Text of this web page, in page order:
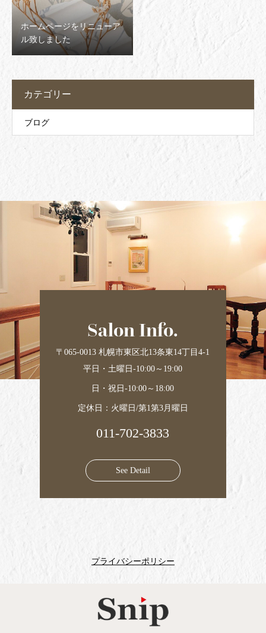
ホームページをリニューア
ル致しました
カテゴリー
ブログ
Salon Info.
〒065-0013 札幌市東区北13条東14丁目4-1
平日・土曜日-10:00～19:00
日・祝日-10:00～18:00
定休日：火曜日/第1第3月曜日
011-702-3833
See Detail
プライバシーポリシー